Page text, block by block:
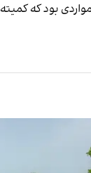
مواردی بود که